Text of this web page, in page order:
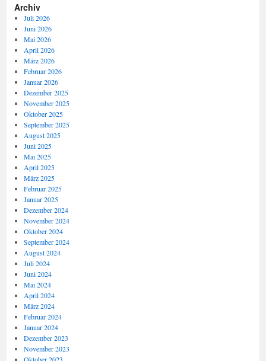
Archiv
Juli 2026
Juni 2026
Mai 2026
April 2026
März 2026
Februar 2026
Januar 2026
Dezember 2025
November 2025
Oktober 2025
September 2025
August 2025
Juni 2025
Mai 2025
April 2025
März 2025
Februar 2025
Januar 2025
Dezember 2024
November 2024
Oktober 2024
September 2024
August 2024
Juli 2024
Juni 2024
Mai 2024
April 2024
März 2024
Februar 2024
Januar 2024
Dezember 2023
November 2023
Oktober 2023